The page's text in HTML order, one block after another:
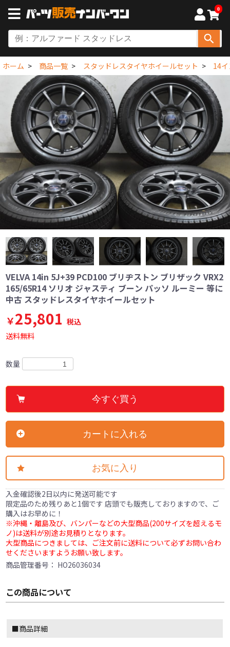
0
ホーム 商品一覧 スタッドレスタイヤホイールセット 14
VELVA 14in 5J+39 PCD100 ブリヂストン ブリザック VRX2
165/65R14 ソリオ ジャスティ ブーン パッソ ルーミー 等に
中古 スタッドレスタイヤホイールセット
￥25,801 税込
送料無料
数量
今すぐ買う
カートに入れる
お気に入り
入金確認後2日以内に発送可能です
限定品のため残りあと1個です 店頭でも販売しておりますので、ご
購入はお早めに！
※沖縄・離島及び、バンパーなどの大型商品(200サイズを超えるモ
ノ)は送料が別途お見積りとなります。
大型商品につきましては、ご注文前に送料について必ずお問い合わ
せくださいますようお願い致します。
商品管理番号： HO26036034
この商品について
■商品詳細